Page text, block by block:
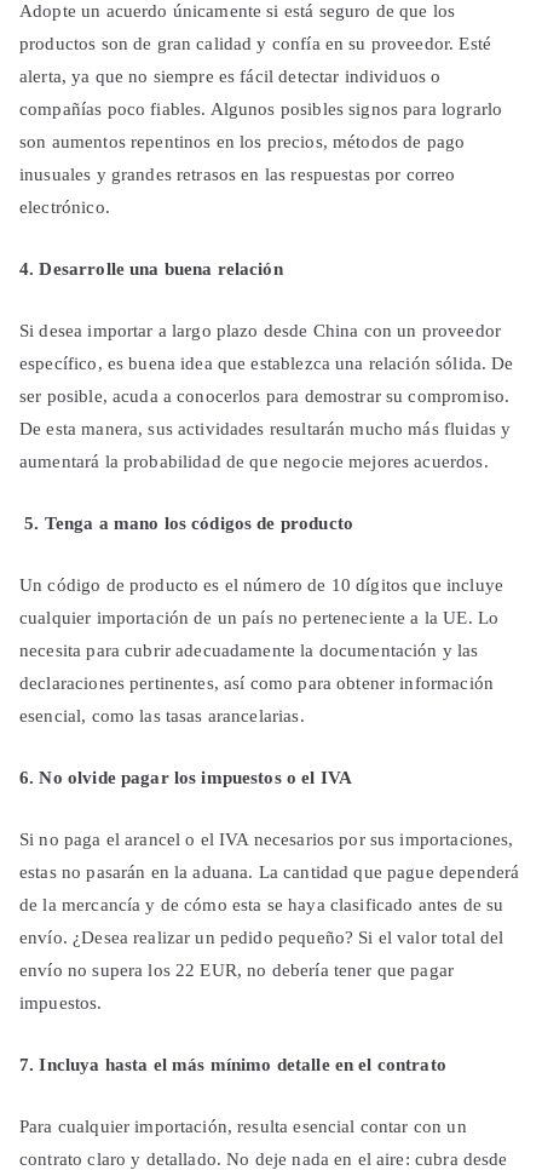
Adopte un acuerdo únicamente si está seguro de que los
productos son de gran calidad y confía en su proveedor. Esté
alerta, ya que no siempre es fácil detectar individuos o
compañías poco fiables. Algunos posibles signos para lograrlo
son aumentos repentinos en los precios, métodos de pago
inusuales y grandes retrasos en las respuestas por correo
electrónico.
4. Desarrolle una buena relación
Si desea importar a largo plazo desde China con un proveedor
específico, es buena idea que establezca una relación sólida. De
ser posible, acuda a conocerlos para demostrar su compromiso.
De esta manera, sus actividades resultarán mucho más fluidas y
aumentará la probabilidad de que negocie mejores acuerdos.
5. Tenga a mano los códigos de producto
Un código de producto es el número de 10 dígitos que incluye
cualquier importación de un país no perteneciente a la UE. Lo
necesita para cubrir adecuadamente la documentación y las
declaraciones pertinentes, así como para obtener información
esencial, como las tasas arancelarias.
6. No olvide pagar los impuestos o el IVA
Si no paga el arancel o el IVA necesarios por sus importaciones,
estas no pasarán en la aduana. La cantidad que pague dependerá
de la mercancía y de cómo esta se haya clasificado antes de su
envío. ¿Desea realizar un pedido pequeño? Si el valor total del
envío no supera los 22 EUR, no debería tener que pagar
impuestos.
7. Incluya hasta el más mínimo detalle en el contrato
Para cualquier importación, resulta esencial contar con un
contrato claro y detallado. No deje nada en el aire: cubra desde